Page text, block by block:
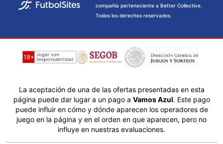
compañía perteneciente a Better Collective.
Todos los derechos reservados.
La aceptación de una de las ofertas presentadas en esta
página puede dar lugar a un pago a Vamos Azul. Este pago
puede influir en cómo y dónde aparecen los operadores de
juego en la página y en el orden en que aparecen, pero no
influye en nuestras evaluaciones.